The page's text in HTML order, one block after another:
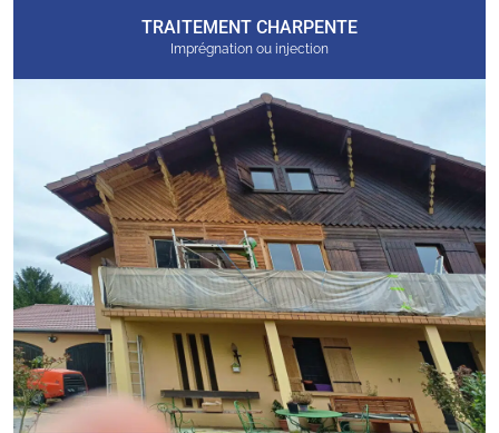
TRAITEMENT CHARPENTE
Imprégnation ou injection